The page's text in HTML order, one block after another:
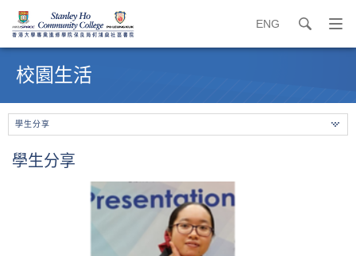
ENG search
打
開
始
校園生活
學生分享
學生分享